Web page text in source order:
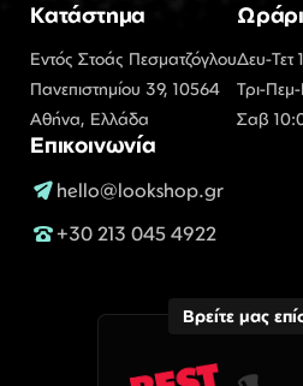
Κατάστημα
Εντός Στοάς Πεσματζόγλου
Πανεπιστημίου 39, 10564
Αθήνα, Ελλάδα
Δευ-Τετ
Τρι-
Σαβ
Επικοινωνία
hello@lookshop.gr
+30 213 045 4922
Βρείτε μας